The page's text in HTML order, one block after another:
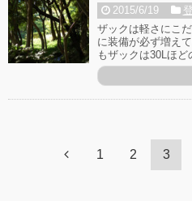
2015/6/19
ザックは軽さにこ
に装備が必ず増え
もザックは30Lほ
1 2 3